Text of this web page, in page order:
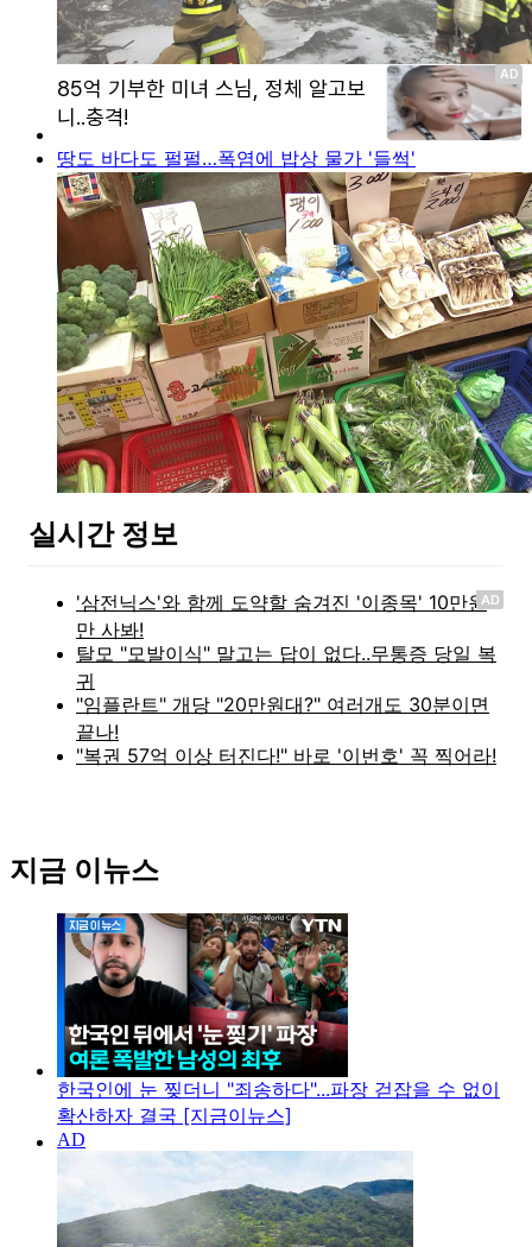
땅도 바다도 펄펄…폭염에 밥상 물가 '들썩'
실시간 정보
AD
지금 이뉴스
한국인에 눈 찢더니 "죄송하다"...파장 걷잡을 수 없이
확산하자 결국 [지금이뉴스]